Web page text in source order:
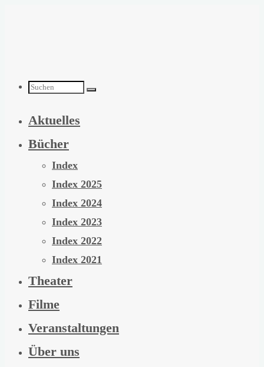
Suchen
nach:
Aktuelles
Bücher
Index
Index 2025
Index 2024
Index 2023
Index 2022
Index 2021
Theater
Filme
Veranstaltungen
Über uns